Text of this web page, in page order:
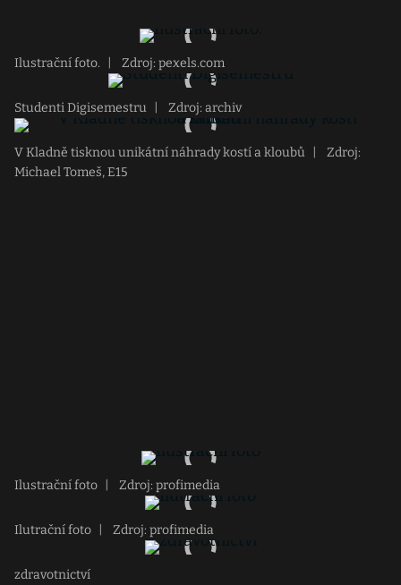
Ilustrační foto. Zdroj: pexels.com
Studenti Digisemestru Zdroj: archiv
V Kladně tisknou unikátní náhrady kostí a kloubů
Zdroj:
Michael Tomeš, E15
Ilustrační foto Zdroj: profimedia
Ilutrační foto Zdroj: profimedia
zdravotnictví